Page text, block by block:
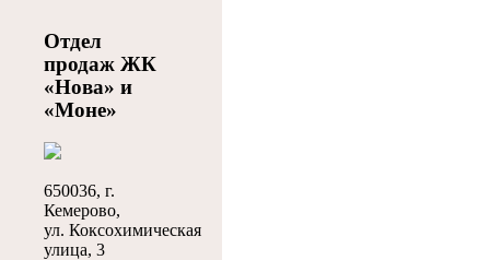
Отдел
продаж ЖК
«Нова» и
«Моне»
650036, г.
Кемерово,
ул. Коксохимическая
улица, 3